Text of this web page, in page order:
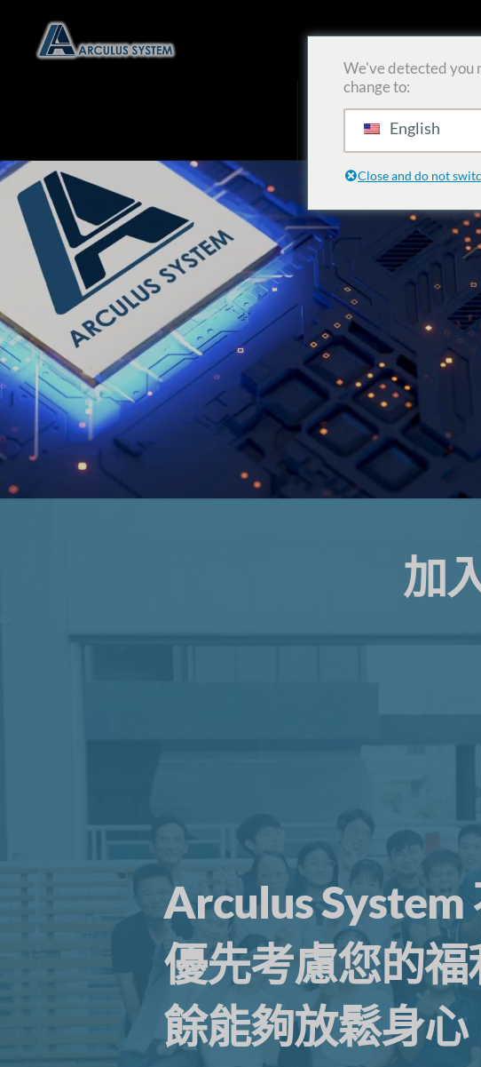
創辦人故事
加
Arculus System
優先考慮您的
餘能夠放鬆身心
We've detected you
change to:
English
Close and do not